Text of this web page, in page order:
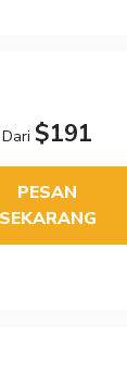
Dari$191
PESAN
SEKARANG